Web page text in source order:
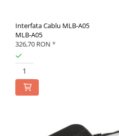
Interfata Cablu MLB-A05
MLB-A05
326,70 RON *